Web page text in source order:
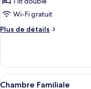
type
chambre :
Wi-Fi gratuit
Plus de détails
Plus
le
type
de
Afficher
5
Chambre Familiale